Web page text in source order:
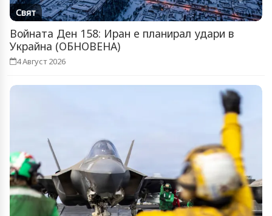
Свят
Войната Ден 158: Иран е планирал удари в
Украйна (ОБНОВЕНА)
4 Август 2026